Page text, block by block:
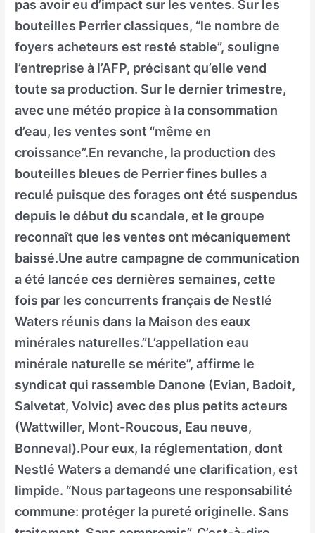
pas avoir eu d’impact sur les ventes. Sur les
bouteilles Perrier classiques, “le nombre de
foyers acheteurs est resté stable”, souligne
l’entreprise à l’AFP, précisant qu’elle vend
toute sa production. Sur le dernier trimestre,
avec une météo propice à la consommation
d’eau, les ventes sont “même en
croissance”.En revanche, la production des
bouteilles bleues de Perrier fines bulles a
reculé puisque des forages ont été suspendus
depuis le début du scandale, et le groupe
reconnaît que les ventes ont mécaniquement
baissé.Une autre campagne de communication
a été lancée ces dernières semaines, cette
fois par les concurrents français de Nestlé
Waters réunis dans la Maison des eaux
minérales naturelles.”L’appellation eau
minérale naturelle se mérite”, affirme le
syndicat qui rassemble Danone (Evian, Badoit,
Salvetat, Volvic) avec des plus petits acteurs
(Wattwiller, Mont-Roucous, Eau neuve,
Bonneval).Pour eux, la réglementation, dont
Nestlé Waters a demandé une clarification, est
limpide. “Nous partageons une responsabilité
commune: protéger la pureté originelle. Sans